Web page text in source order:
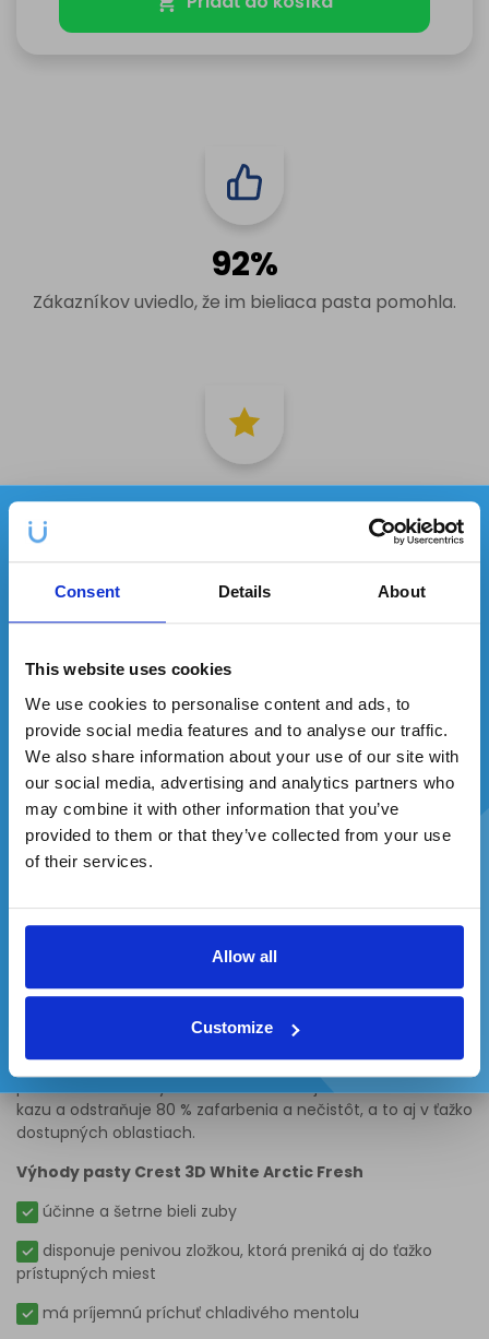
Consent Details About
This website uses cookies
We use cookies to personalise content and ads, to
provide social media features and to analyse our traffic.
We also share information about your use of our site with
our social media, advertising and analytics partners who
may combine it with other information that you’ve
provided to them or that they’ve collected from your use
of their services.
Allow all
Customize
92%
Zákazníkov uviedlo, že im bieliaca pasta pomohla.
4,6 z 5
Priemerné hodnotenie od 15 zákazníkov.
0x
Detail produktu
Viac informácií
Náš nový rad bieliacich pást zahŕňa aj Crest 3D White Arctic
Fresh. Tá jemne a účinne vybieli vaše zuby bez obáv z
poškodenia skloviny. Pasta tiež zabraňuje vzniku zubného
kazu a odstraňuje 80 % zafarbenia a nečistôt, a to aj v ťažko
dostupných oblastiach.
Výhody pasty Crest 3D White Arctic Fresh
účinne a šetrne bieli zuby
disponuje penivou zložkou, ktorá preniká aj do ťažko
prístupných miest
má príjemnú príchuť chladivého mentolu
✕
Každý mesiac môžete vyhrať3
produkty
z našej ponuky!
Zadajte svoj e-mail a ste v hre.
Súhlasím so spracovaním osobných údajov a